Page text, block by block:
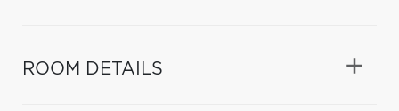
ROOM DETAILS